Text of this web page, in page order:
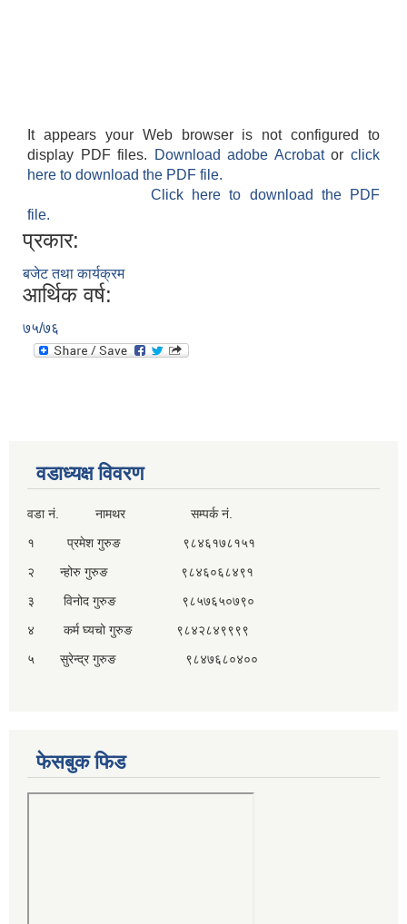
It appears your Web browser is not configured to
display PDF files.
Download adobe Acrobatorclick
here to download the PDF file.
Click here to download the PDF
file.
प्रकार:
बजेट तथा कार्यक्रम
आर्थिक वर्ष:
७५/७६
वडाध्यक्ष विवरण
वडा नं. नामथर सम्पर्क नं.
१ प्रमेश गुरुङ ९८४६१७८१५१
२ न्होरु गुरुङ ९८४६०६८४९१
३ विनोद गुरुङ ९८५७६५०७९०
४ कर्म घ्यचो गुरुङ ९८४२८४९९९९
५ सुरेन्द्र गुरुङ ९८४७६८०४००
फेसबुक फिड